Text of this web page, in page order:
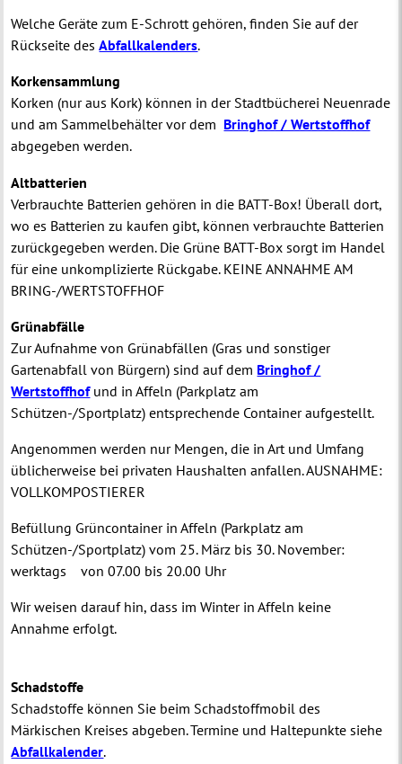
Welche Geräte zum E-Schrott gehören, finden Sie auf der
Rückseite desAbfallkalenders.
Korkensammlung
Korken (nur aus Kork) können in der Stadtbücherei Neuenrade
und am Sammelbehälter vor dem Bringhof / Wertstoffhof
abgegeben werden.
Altbatterien
Verbrauchte Batterien gehören in die BATT-Box! Überall dort,
wo es Batterien zu kaufen gibt, können verbrauchte Batterien
zurückgegeben werden. Die Grüne BATT-Box sorgt im Handel
für eine unkomplizierte Rückgabe. KEINE ANNAHME AM
BRING-/WERTSTOFFHOF
Grünabfälle
Zur Aufnahme von Grünabfällen (Gras und sonstiger
Gartenabfall von Bürgern) sind auf dem Bringhof /
Wertstoffhofund in Affeln (Parkplatz am
Schützen-/Sportplatz) entsprechende Container aufgestellt.
Angenommen werden nur Mengen, die in Art und Umfang
üblicherweise bei privaten Haushalten anfallen. AUSNAHME:
VOLLKOMPOSTIERER
Befüllung Grüncontainer in Affeln (Parkplatz am
Schützen-/Sportplatz) vom 25. März bis 30. November:
werktags von 07.00 bis 20.00 Uhr
Wir weisen darauf hin, dass im Winter in Affeln keine
Annahme erfolgt.
Schadstoffe
Schadstoffe können Sie beim Schadstoffmobil des
Märkischen Kreises abgeben. Termine und Haltepunkte siehe
Abfallkalender.